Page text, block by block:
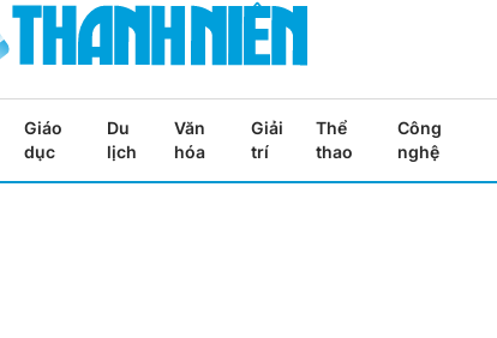
Giáo
dục
Du
lịch
Văn
hóa
Giải
trí
Thể
thao
Công
nghệ